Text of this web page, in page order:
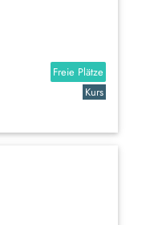
Freie Plätze
Kurs